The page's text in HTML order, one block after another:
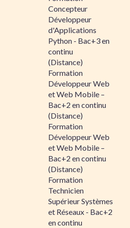
Concepteur
Développeur
d'Applications
Python - Bac+3 en
continu
(Distance)
Formation
Développeur Web
et Web Mobile –
Bac+2 en continu
(Distance)
Formation
Développeur Web
et Web Mobile –
Bac+2 en continu
(Distance)
Formation
Technicien
Supérieur Systèmes
et Réseaux - Bac+2
en continu